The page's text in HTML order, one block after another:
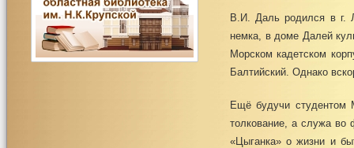
В.И. Даль родился в г.
немка, в доме Далей
Морском кадетском
Балтийский. Од­нако
Ещё будучи студентом
толкование, а служа во
«Цыганка» о жизни и